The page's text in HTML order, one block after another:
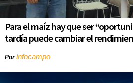
Para el maíz hay que ser
tardía puede cambiar el
Porinfocampo